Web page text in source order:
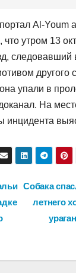
Al-Youm
утром 13
следовавший
другого
упали в
На
инцидента
Собака
летнего